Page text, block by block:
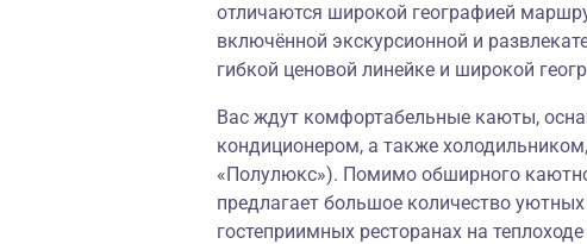
отличаются широкой географией
включённой экскурсионной и
гибкой ценовой линейке и широкой
Вас ждут комфортабельные каюты,
кондиционером, а также
«Полулюкс»). Помимо обширного
предлагает большое количество
гостеприимных ресторанах на